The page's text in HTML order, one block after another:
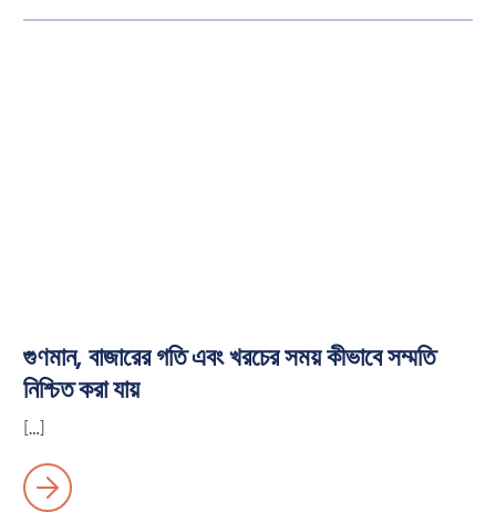
গুণমান, বাজারের গতি এবং খরচের সময় কীভাবে সম্মতি
নিশ্চিত করা যায়
[…]